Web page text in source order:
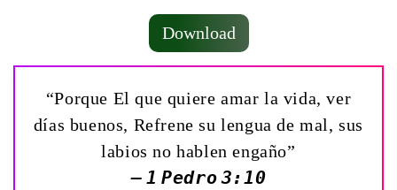
Download
“Porque El que quiere amar la vida, ver
días buenos, Refrene su lengua de mal, sus
labios no hablen engaño”
— 1 Pedro 3:10